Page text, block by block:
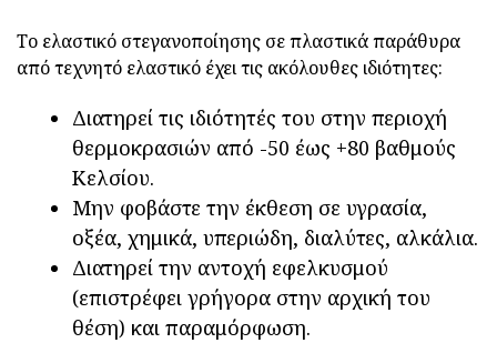
Το ελαστικό στεγανοποίησης σε πλαστικά παράθυρα
από τεχνητό ελαστικό έχει τις ακόλουθες ιδιότητες:
Διατηρεί τις ιδιότητές του στην περιοχή
θερμοκρασιών από -50 έως +80 βαθμούς
Κελσίου.
Μην φοβάστε την έκθεση σε υγρασία,
οξέα, χημικά, υπεριώδη, διαλύτες, αλκάλια.
Διατηρεί την αντοχή εφελκυσμού
(επιστρέφει γρήγορα στην αρχική του
θέση) και παραμόρφωση.